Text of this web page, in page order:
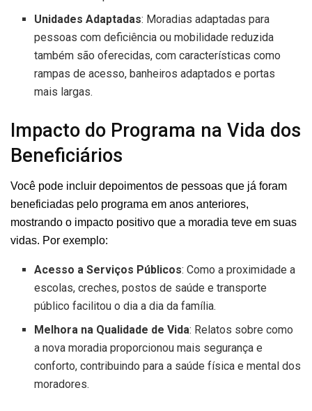
Unidades Adaptadas: Moradias adaptadas para
pessoas com deficiência ou mobilidade reduzida
também são oferecidas, com características como
rampas de acesso, banheiros adaptados e portas
mais largas.
Impacto do Programa na Vida dos
Beneficiários
Você pode incluir depoimentos de pessoas que já foram
beneficiadas pelo programa em anos anteriores,
mostrando o impacto positivo que a moradia teve em suas
vidas. Por exemplo:
Acesso a Serviços Públicos: Como a proximidade a
escolas, creches, postos de saúde e transporte
público facilitou o dia a dia da família.
Melhora na Qualidade de Vida: Relatos sobre como
a nova moradia proporcionou mais segurança e
conforto, contribuindo para a saúde física e mental dos
moradores.